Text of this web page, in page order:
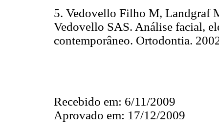
5. Vedovello Filho M, Landgraf
Vedovello SAS. Análise facial,
contemporâneo. Ortodontia.
Recebido em: 6/11/2009
Aprovado em: 17/12/2009